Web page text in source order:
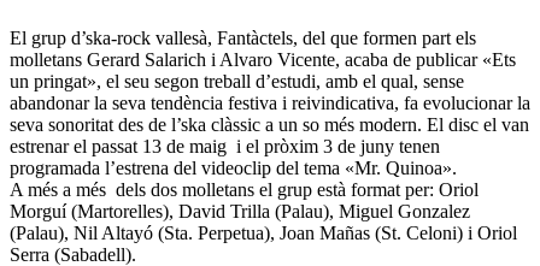
El grup d’ska-rock vallesà, Fantàctels, del que formen part els
molletans Gerard Salarich i Alvaro Vicente, acaba de publicar «Ets
un pringat», el seu segon treball d’estudi, amb el qual, sense
abandonar la seva tendència festiva i reivindicativa, fa evolucionar la
seva sonoritat des de l’ska clàssic a un so més modern. El disc el van
estrenar el passat 13 de maig i el pròxim 3 de juny tenen
programada l’estrena del videoclip del tema «Mr. Quinoa».
A més a més dels dos molletans el grup està format per: Oriol
Morguí (Martorelles), David Trilla (Palau), Miguel Gonzalez
(Palau), Nil Altayó (Sta. Perpetua), Joan Mañas (St. Celoni) i Oriol
Serra (Sabadell).